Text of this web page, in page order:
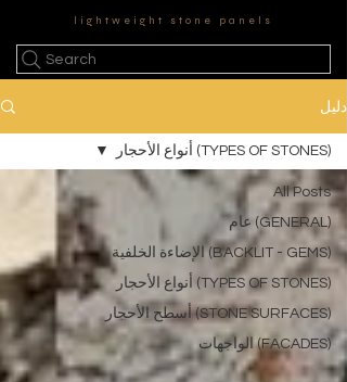
Search
lightweight stone panels
دليل
All Posts
(GENERAL) عام
(BACKLIT - GEMS) الإضاءة الخلفية
(TYPES OF STONES) أنواع الأحجار
(STONE SURFACES) أسطح الأحجار
(FACADES) الواجهات
(TYPES OF STONES) أنواع الأحجار